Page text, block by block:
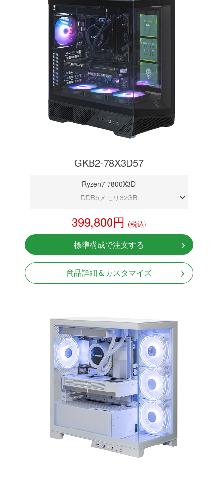
GKB2-78X3D57
Ryzen7 7800X3D
DDR5メモリ32GB
NVMeSSD 1TB
無線LAN Bluetooth対応
Windows11 Home 64bit
LCDスクリーン搭載
399,800円 (税込)
標準構成で注文する
商品詳細＆カスタマイズ